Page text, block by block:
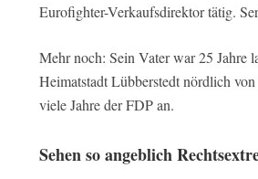
Eurofighter-Verkaufsdirektor tätig.
Mehr noch: Sein Vater war 25 Jahre
Heimatstadt Lübberstedt nördlich
viele Jahre der FDP an.
Sehen so angeblich